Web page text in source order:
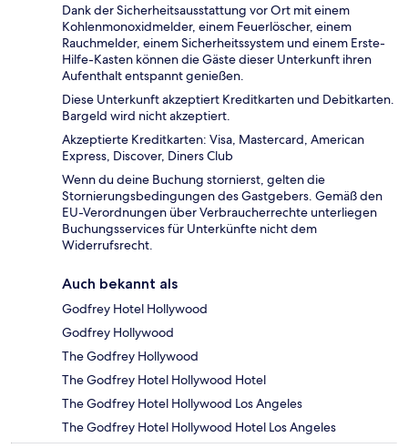
Dank der Sicherheitsausstattung vor Ort mit einem
Kohlenmonoxidmelder, einem Feuerlöscher, einem
Rauchmelder, einem Sicherheitssystem und einem Erste-
Hilfe-Kasten können die Gäste dieser Unterkunft ihren
Aufenthalt entspannt genießen.
Diese Unterkunft akzeptiert Kreditkarten und Debitkarten.
Bargeld wird nicht akzeptiert.
Akzeptierte Kreditkarten: Visa, Mastercard, American
Express, Discover, Diners Club
Wenn du deine Buchung stornierst, gelten die
Stornierungsbedingungen des Gastgebers. Gemäß den
EU-Verordnungen über Verbraucherrechte unterliegen
Buchungsservices für Unterkünfte nicht dem
Widerrufsrecht.
Auch bekannt als
Godfrey Hotel Hollywood
Godfrey Hollywood
The Godfrey Hollywood
The Godfrey Hotel Hollywood Hotel
The Godfrey Hotel Hollywood Los Angeles
The Godfrey Hotel Hollywood Hotel Los Angeles